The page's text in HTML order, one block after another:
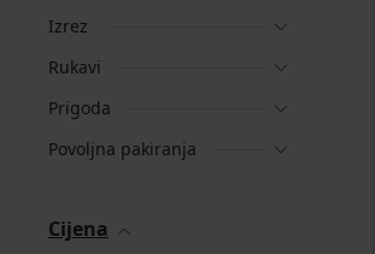
Izrez
Rukavi
Prigoda
Povoljna pakiranja
Cijena